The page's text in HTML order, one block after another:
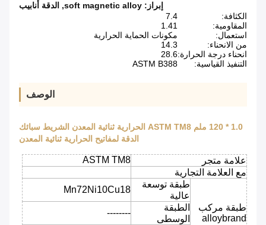
إبراز: soft magnetic alloy
, الدقة أنابيب
الكثافة:
7.4
المقاومية:
1.41
استعمال:
مكونات الحماية الحرارية
من الانحناء:
14.3
انحناء درجة الحرارة:28.6
التنفيذ القياسية:
ASTM B388
الوصف
1.0 * 120 ملم ASTM TM8 الحرارية ثنائية المعدن الشريط سبائك
الدقة لمفاتيح الحرارية ثنائية المعدن
علامة متجر
ASTM TM8
مع العلامة التجارية
طبقة مركب
alloybrand
طبقة توسعة
عالية
Mn72Ni10Cu18
الطبقة
الوسطى
--------